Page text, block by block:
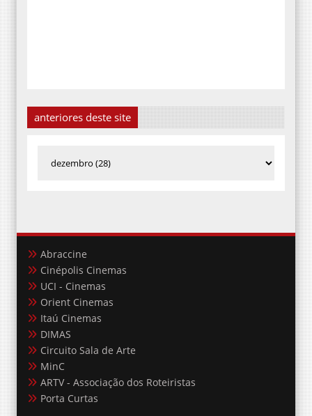
anteriores deste site
Abraccine
Cinépolis Cinemas
UCI - Cinemas
Orient Cinemas
Itaú Cinemas
DIMAS
Circuito Sala de Arte
MinC
ARTV - Associação dos Roteiristas
Porta Curtas